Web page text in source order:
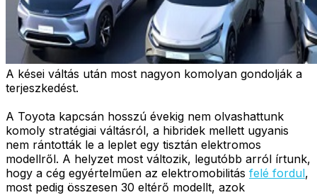
A kései váltás után most nagyon komolyan gondolják a
terjeszkedést.
A Toyota kapcsán hosszú évekig nem olvashattunk
komoly stratégiai váltásról, a hibridek mellett ugyanis
nem rántották le a leplet egy tisztán elektromos
modellről. A helyzet most változik, legutóbb arról írtunk,
hogy a cég egyértelműen az elektromobilitás felé fordul,
most pedig összesen 30 eltérő modellt, azok